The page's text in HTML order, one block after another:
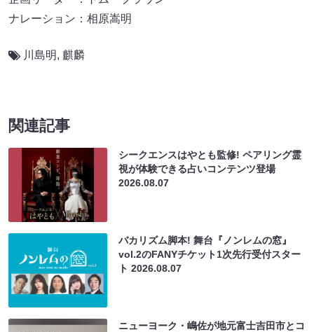
ナレーション：相原嵩明
川島明, 麒麟
関連記事
シークエンスはやとも監修! ペアリング霊
視が体験できる占いコンテンツ登場
2026.08.07
バカリズム脚本! 舞台『ノンレムの窓』
vol.2のFANYチケット1次先行受付スター
ト2026.08.07
ニューヨーク・嶋佐が地元富士吉田市とコ